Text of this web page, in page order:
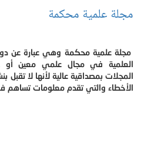
مجلة علمية محكمة
مجلة علمية محكمة وهي عبارة عن
العلمية في مجال علمي معين أو
المجلات بمصداقية عالية لأنها لا تقبل
الأخطاء والتي تقدم معلومات تساهم